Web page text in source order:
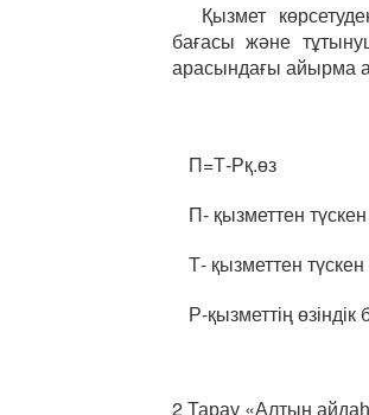
Қызмет
бағасы және
арасындағы айырма
П=Т-Рқ.өз
П- қызметтен
Т- қызметтен
Р-қызметтің өзіндік
2 Тарау «Алтын